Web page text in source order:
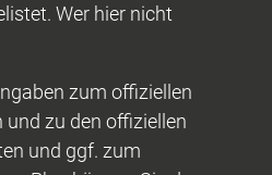
Wer hier nicht
zum offiziellen
zu den offiziellen
und ggf. zum